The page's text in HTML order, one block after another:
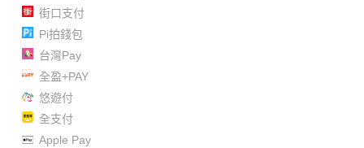
街口支付
Pi拍錢包
台灣Pay
全盈+PAY
悠遊付
全支付
Apple Pay